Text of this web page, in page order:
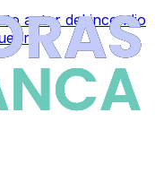
autor del incendio